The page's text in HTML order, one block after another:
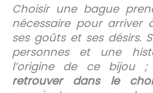
Choisir une bague
nécessaire pour
ses goûts et ses désirs.
personnes et une
l’origine de ce bijou ;
retrouver dans le